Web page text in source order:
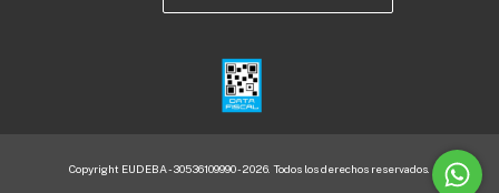
Copyright EUDEBA - 30536109990 - 2026. Todos los derechos reservados.